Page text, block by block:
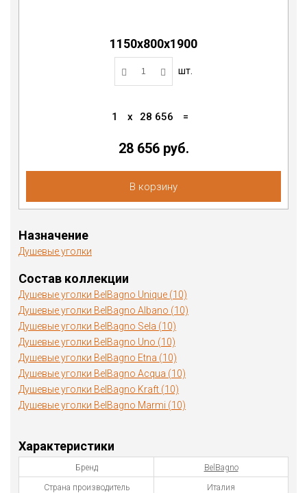
1150х800х1900
шт.
1 x 28 656 =
28 656 руб.
В корзину
Назначение
Душевые уголки
Состав коллекции
Душевые уголки BelBagno Unique (10)
Душевые уголки BelBagno Albano (10)
Душевые уголки BelBagno Sela (10)
Душевые уголки BelBagno Uno (10)
Душевые уголки BelBagno Etna (10)
Душевые уголки BelBagno Acqua (10)
Душевые уголки BelBagno Kraft (10)
Душевые уголки BelBagno Marmi (10)
Характеристики
Бренд BelBagno
Страна производитель Италия